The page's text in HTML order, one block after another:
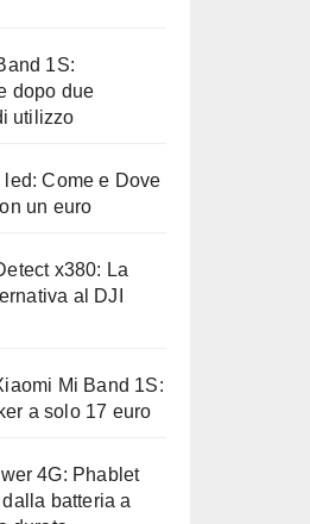
1S:
dopo due
utilizzo
led: Come e Dove
un euro
x380: La
al DJI
Mi Band 1S:
a solo 17 euro
4G: Phablet
batteria a